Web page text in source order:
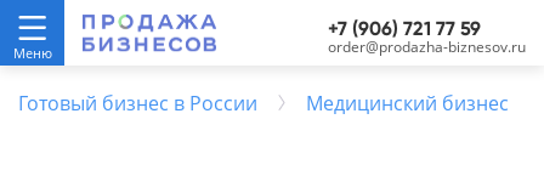
+7 (906) 721 77 59
order@prodazha-biznesov.ru
Готовый бизнес в России Медицинский бизнес